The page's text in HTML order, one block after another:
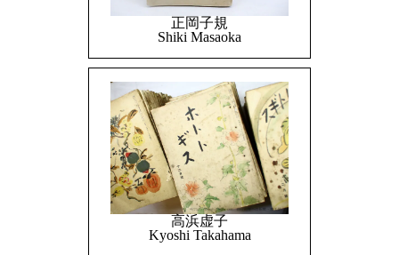
正岡子規
Shiki Masaoka
高浜虚子
Kyoshi Takahama